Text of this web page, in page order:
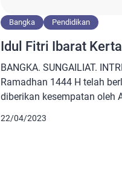
Bangka Pendidikan
Idul Fitri Ibarat
BANGKA. SUNGAILIAT.
Ramadhan 1444 H telah
diberikan kesempatan oleh
22/04/2023